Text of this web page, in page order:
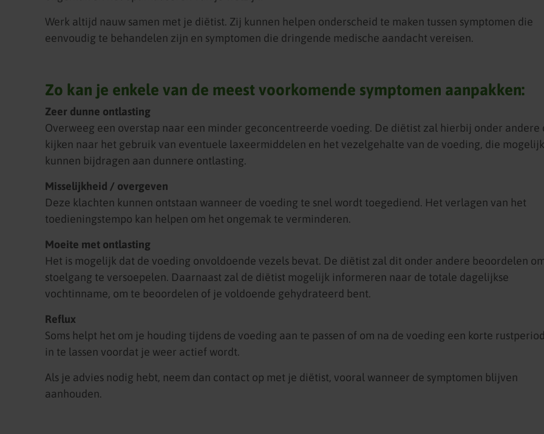
Werk altijd nauw samen met je diëtist. Zij kunnen helpen onderscheid te maken tussen symptomen die
eenvoudig te behandelen zijn en symptomen die dringende medische aandacht vereisen.
Zo kan je enkele van de meest voorkomende symptomen aanpakken:
Zeer dunne ontlasting
Overweeg een overstap naar een minder geconcentreerde voeding. De diëtist zal hierbij onder andere
kijken naar het gebruik van eventuele laxeermiddelen en het vezelgehalte van de voeding, die mogelijk
kunnen bijdragen aan dunnere ontlasting.
Misselijkheid / overgeven
Deze klachten kunnen ontstaan wanneer de voeding te snel wordt toegediend. Het verlagen van het
toedieningstempo kan helpen om het ongemak te verminderen.
Moeite met ontlasting
Het is mogelijk dat de voeding onvoldoende vezels bevat. De diëtist zal dit onder andere beoordelen
stoelgang te versoepelen. Daarnaast zal de diëtist mogelijk informeren naar de totale dagelijkse
vochtinname, om te beoordelen of je voldoende gehydrateerd bent.
Reflux
Soms helpt het om je houding tijdens de voeding aan te passen of om na de voeding een korte
in te lassen voordat je weer actief wordt.
Als je advies nodig hebt, neem dan contact op met je diëtist, vooral wanneer de symptomen blijven
aanhouden.